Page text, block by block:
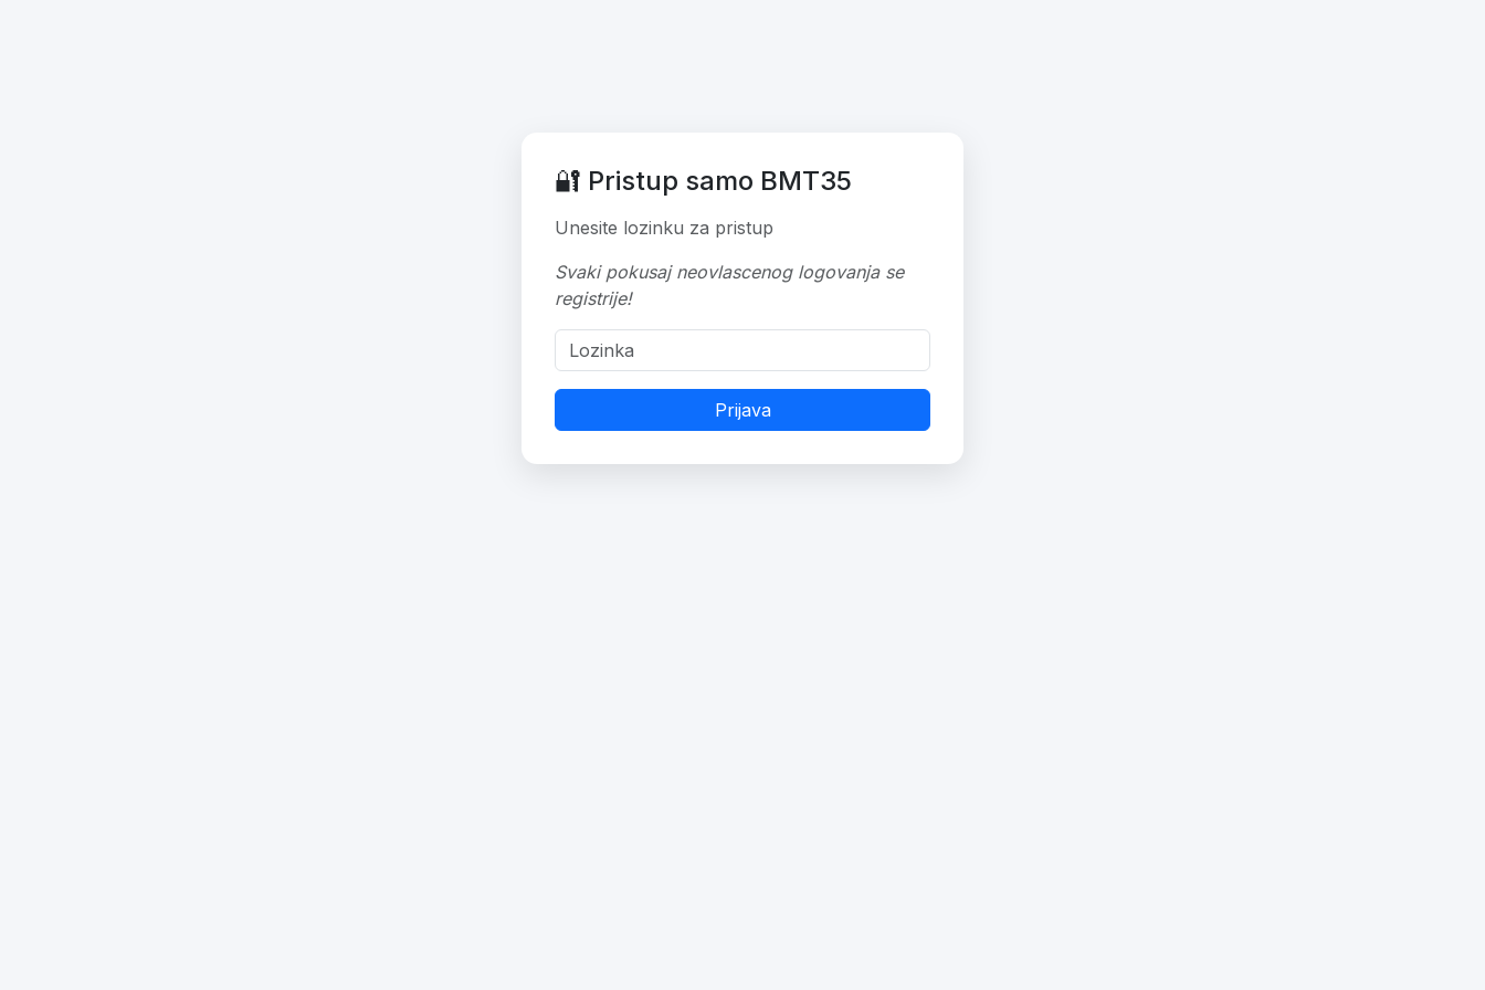
🔐 Pristup samo BMT35
Unesite lozinku za pristup
Svaki pokusaj neovlascenog logovanja se
registrije!
Prijava